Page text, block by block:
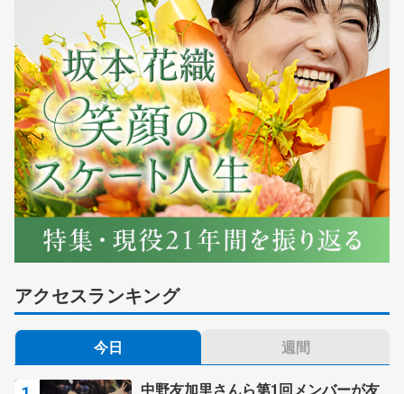
アクセスランキング
今日 週間
中野友加里さんら第1回メンバーが友